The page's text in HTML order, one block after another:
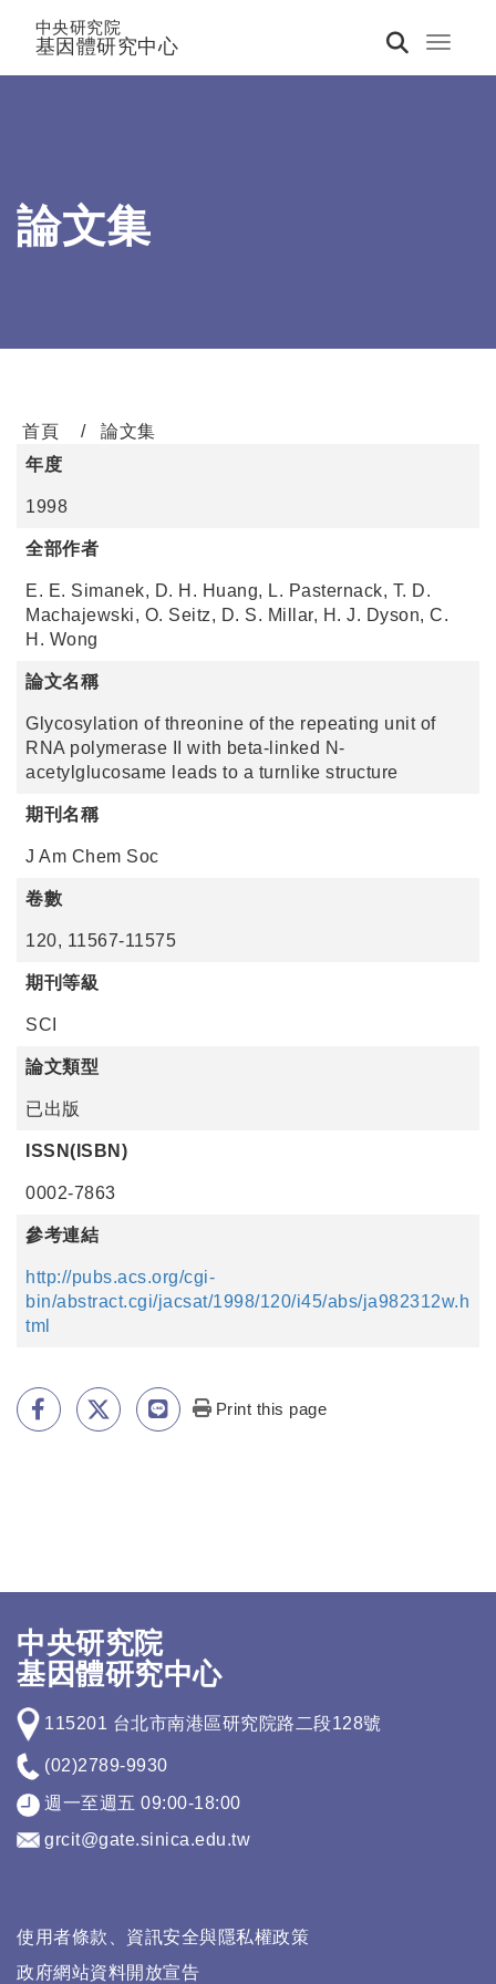
Toggle
中央研究院
基因體研究中心
論文集
首頁
論文集
年度
1998
全部作者
E. E. Simanek, D. H. Huang, L. Pasternack, T. D.
Machajewski, O. Seitz, D. S. Millar, H. J. Dyson, C.
H. Wong
論文名稱
Glycosylation of threonine of the repeating unit of
RNA polymerase II with beta-linked N-
acetylglucosame leads to a turnlike structure
期刊名稱
J Am Chem Soc
卷數
120, 11567-11575
期刊等級
SCI
論文類型
已出版
ISSN(ISBN)
0002-7863
參考連結
http://pubs.acs.org/cgi-
bin/abstract.cgi/jacsat/1998/120/i45/abs/ja982312w.h
tml
Print this page
中央研究院
基因體研究中心
115201 台北市南港區研究院路二段128號
(02)2789-9930
週一至週五 09:00-18:00
grcit@gate.sinica.edu.tw
使用者條款、資訊安全與隱私權政策
政府網站資料開放宣告